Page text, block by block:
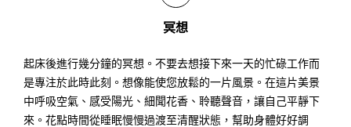
冥想
起床後進行幾分鐘的冥想。不要去想接下來一天的忙碌工作而
是專注於此時此刻。想像能使您放鬆的一片風景。在這片美景
中呼吸空氣、感受陽光、細聞花香、聆聽聲音，讓自己平靜下
來。花點時間從睡眠慢慢過渡至清醒狀態，幫助身體好好調